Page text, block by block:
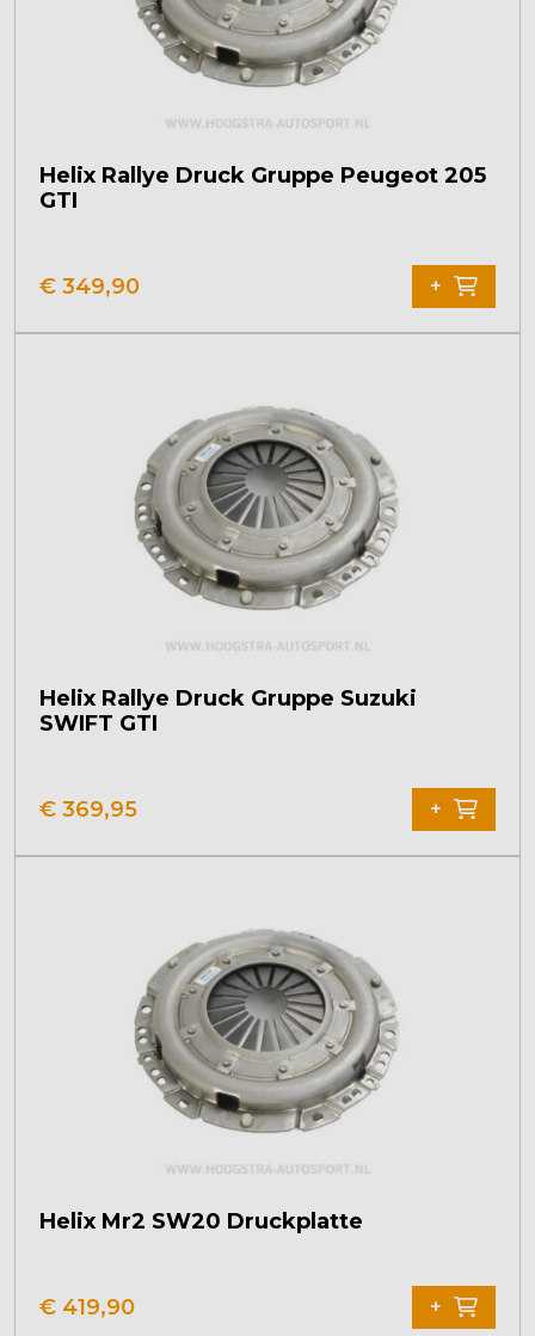
Helix Rallye Druck Gruppe Peugeot 205
GTI
€ 349,90 +
Helix Rallye Druck Gruppe Suzuki
SWIFT GTI
€ 369,95 +
Helix Mr2 SW20 Druckplatte
€ 419,90 +